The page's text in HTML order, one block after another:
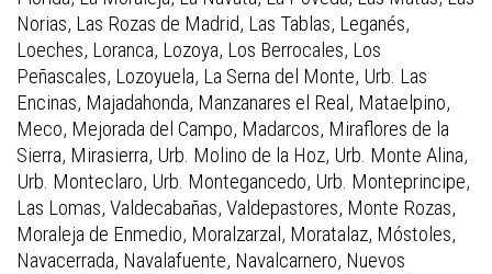
Norias, Las Rozas de Madrid, Las Tablas, Leganés,
Loeches, Loranca, Lozoya, Los Berrocales, Los
Peñascales, Lozoyuela, La Serna del Monte, Urb. Las
Encinas, Majadahonda, Manzanares el Real, Mataelpino,
Meco, Mejorada del Campo, Madarcos, Miraflores de la
Sierra, Mirasierra, Urb. Molino de la Hoz, Urb. Monte Alina,
Urb. Monteclaro, Urb. Montegancedo, Urb. Monteprincipe,
Las Lomas, Valdecabañas, Valdepastores, Monte Rozas,
Moraleja de Enmedio, Moralzarzal, Moratalaz, Móstoles,
Navacerrada, Navalafuente, Navalcarnero, Nuevos